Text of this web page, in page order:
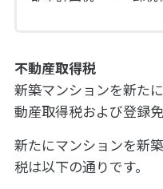
不動産取得税
新築マンションを新た
動産取得税および登録
新たにマンションを新
税は以下の通りです。